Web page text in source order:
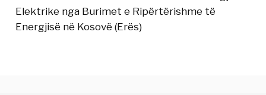
Elektrike nga Burimet e Ripërtërishme të
Energjisë në Kosovë (Erës)